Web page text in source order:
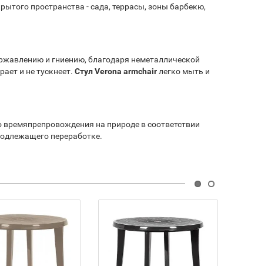
пространства - сада, террасы, зоны барбекю,
и гниению, благодаря неметаллической
и не тускнеет. Стул Verona armchairлегко мыть и
на природе в соответствии
переработке.